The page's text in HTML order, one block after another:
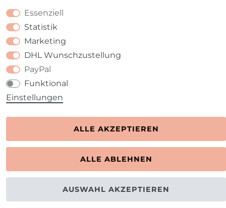
Essenziell
Statistik
Marketing
DHL Wunschzustellung
PayPal
Funktional
Einstellungen
ALLE AKZEPTIEREN
ALLE ABLEHNEN
AUSWAHL AKZEPTIEREN